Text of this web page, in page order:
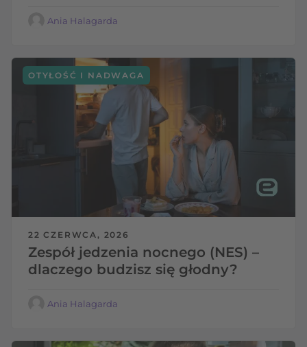
Ania Halagarda
22 CZERWCA, 2026
Zespół jedzenia nocnego (NES) –
dlaczego budzisz się głodny?
OTYŁOŚĆ I NADWAGA
Ania Halagarda